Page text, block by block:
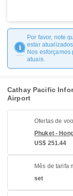
Por favor, note
estar
Nos
atuais.
Cathay Pacific
Airport
Ofertas de
Phuket -
US$ 251.44
Mês de tarifa
set